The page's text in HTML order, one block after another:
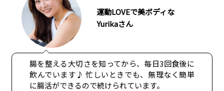
運動LOVEで美ボディな
Yurikaさん
腸を整える大切さを知ってから、毎日3回食後に
飲んでいます♪ 忙しいときでも、無理なく簡単
に腸活ができるので続けられています。